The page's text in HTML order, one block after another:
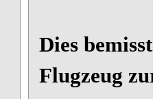
Dies
Flugzeug